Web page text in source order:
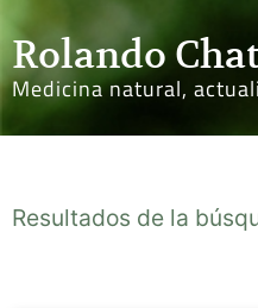
Rolando
Medicina natural,
Resultados de la